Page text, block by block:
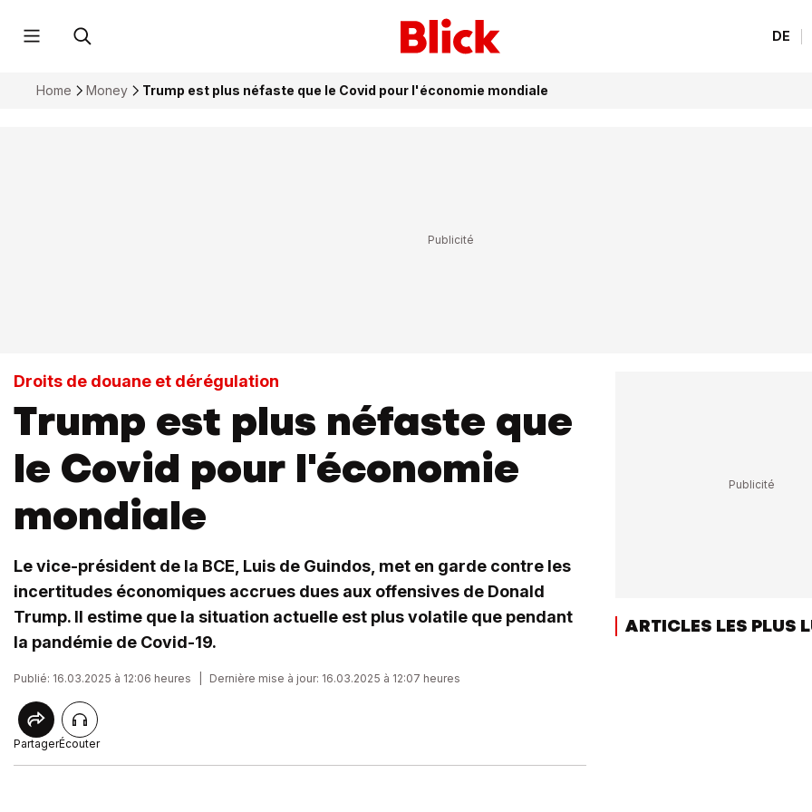
DE
Home Money Trump est plus néfaste que le Covid pour l'économie mondiale
Droits de douane et dérégulation
Trump est plus néfaste que
le Covid pour l'économie
mondiale
Le vice-président de la BCE, Luis de Guindos, met en garde contre les
incertitudes économiques accrues dues aux offensives de Donald
Trump. Il estime que la situation actuelle est plus volatile que pendant
la pandémie de Covid-19.
Publié: 16.03.2025 à 12:06 heures Dernière mise à jour: 16.03.2025 à 12:07 heures
PartagerÉcouter
ARTICLES LES PLUS